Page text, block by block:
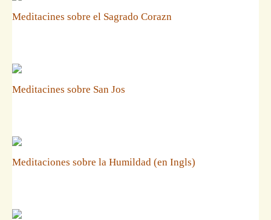
Meditacines sobre el Sagrado Corazn
Meditacines sobre San Jos
Meditaciones sobre la Humildad (en Ingls)